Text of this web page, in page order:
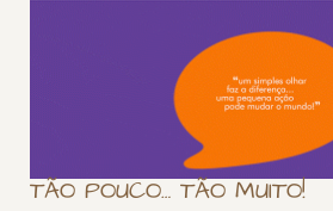
TÃO POUCO… TÃO MUITO!